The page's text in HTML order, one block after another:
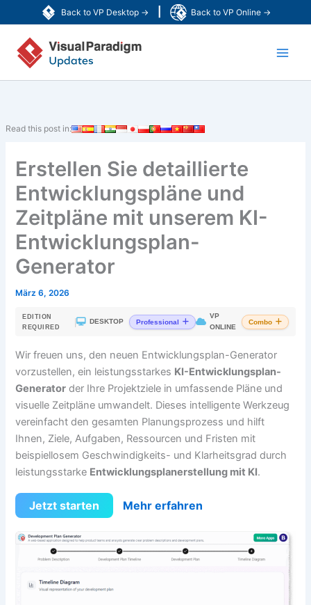
Back to VP Desktop → Back to VP Online →
Inhalt
springen
Read this post in:
Erstellen Sie detaillierte
Entwicklungspläne und
Zeitpläne mit unserem KI-
Entwicklungsplan-
Generator
März 6, 2026
EDITION
REQUIRED
DESKTOP Professional
VP
ONLINE
Combo
Wir freuen uns, den neuen Entwicklungsplan-Generator
vorzustellen, ein leistungsstarkes KI-Entwicklungsplan-
Generator der Ihre Projektziele in umfassende Pläne und
visuelle Zeitpläne umwandelt. Dieses intelligente Werkzeug
vereinfacht den gesamten Planungsprozess und hilft
Ihnen, Ziele, Aufgaben, Ressourcen und Fristen mit
beispiellosem Geschwindigkeits- und Klarheitsgrad durch
leistungsstarke Entwicklungsplanerstellung mit KI.
Jetzt starten Mehr erfahren